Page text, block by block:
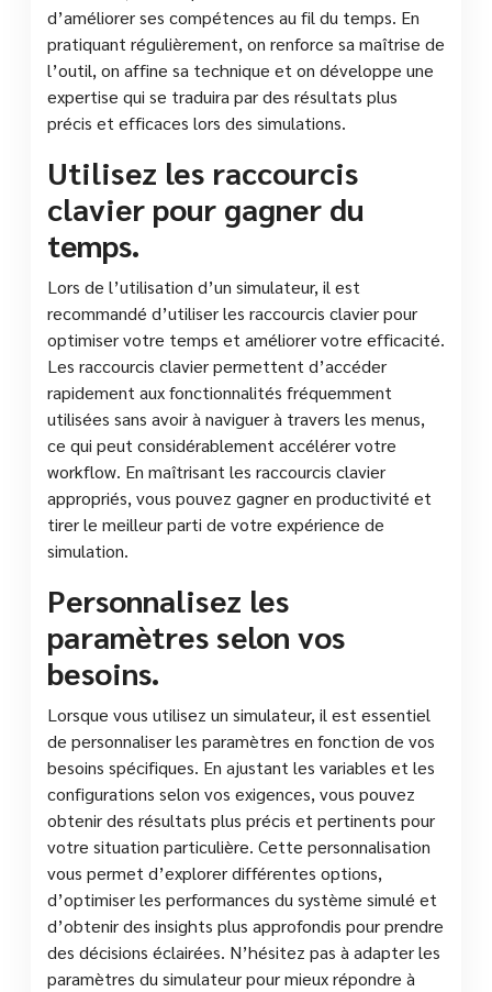
d’améliorer ses compétences au fil du temps. En
pratiquant régulièrement, on renforce sa maîtrise de
l’outil, on affine sa technique et on développe une
expertise qui se traduira par des résultats plus
précis et efficaces lors des simulations.
Utilisez les raccourcis
clavier pour gagner du
temps.
Lors de l’utilisation d’un simulateur, il est
recommandé d’utiliser les raccourcis clavier pour
optimiser votre temps et améliorer votre efficacité.
Les raccourcis clavier permettent d’accéder
rapidement aux fonctionnalités fréquemment
utilisées sans avoir à naviguer à travers les menus,
ce qui peut considérablement accélérer votre
workflow. En maîtrisant les raccourcis clavier
appropriés, vous pouvez gagner en productivité et
tirer le meilleur parti de votre expérience de
simulation.
Personnalisez les
paramètres selon vos
besoins.
Lorsque vous utilisez un simulateur, il est essentiel
de personnaliser les paramètres en fonction de vos
besoins spécifiques. En ajustant les variables et les
configurations selon vos exigences, vous pouvez
obtenir des résultats plus précis et pertinents pour
votre situation particulière. Cette personnalisation
vous permet d’explorer différentes options,
d’optimiser les performances du système simulé et
d’obtenir des insights plus approfondis pour prendre
des décisions éclairées. N’hésitez pas à adapter les
paramètres du simulateur pour mieux répondre à